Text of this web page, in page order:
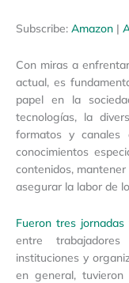
iVoox
RSS FEED
EMBED
Subscribe: Amazon |
Con miras a
actual, es
papel en la
tecnologías, la
formatos y canales
conocimientos
contenidos,
asegurar la labor de
Fueron tres jornadas
entre
instituciones y
en general,